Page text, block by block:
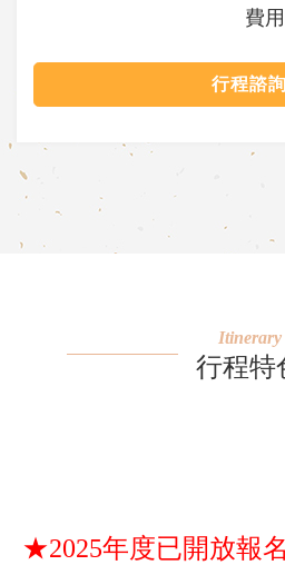
費用
行程諮詢
Itinerary
行程特
★2025年度已開放報